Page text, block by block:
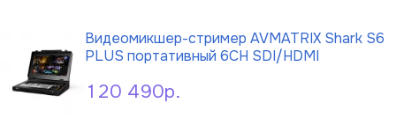
цветопередачей. Камера поддер …
120 490р.
Видеомикшер-стример AVMATRIX Shark S6
PLUS портативный 6CH SDI/HDMI